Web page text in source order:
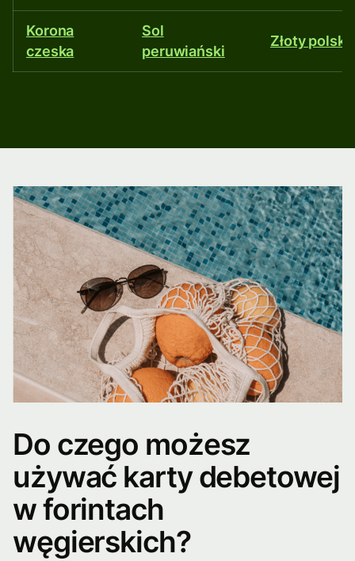
Korona
czeska
Sol
peruwiański
Złoty polski
Do czego możesz
używać karty debetowej
w forintach
węgierskich?